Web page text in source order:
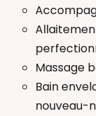
Massage
Bain
nouveau-